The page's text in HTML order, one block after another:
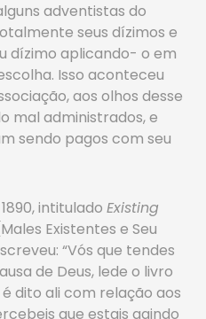
adventistas do
seus dízimos e
dízimo aplicando- o em
Isso aconteceu
aos olhos desse
mal administrados, e
sendo pagos com seu
intitulado Existing
Existentes e Seu
“Vós que tendes
de Deus, lede o livro
dito ali com relação aos
que estais agindo